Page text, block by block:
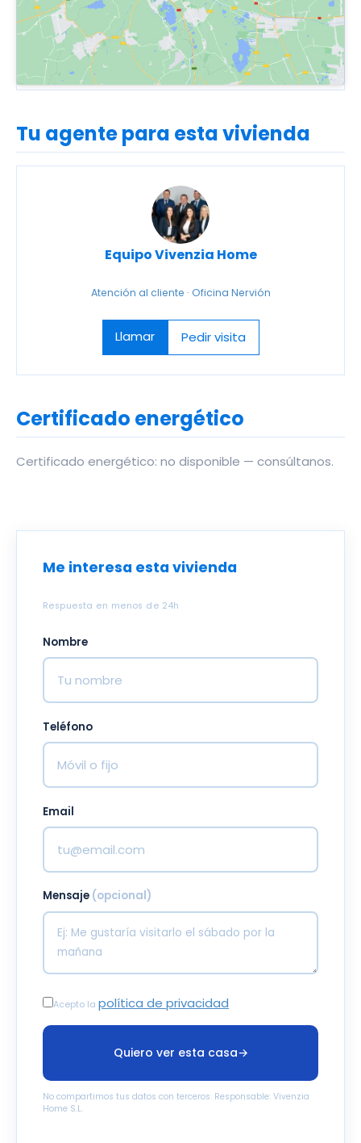
Tu agente para esta vivienda
Equipo Vivenzia Home
Atención al cliente · Oficina Nervión
Llamar Pedir visita
Certificado energético
Certificado energético: no disponible — consúltanos.
Me interesa esta vivienda
Respuesta en menos de 24h
Nombre
Teléfono
Email
Mensaje (opcional)
Acepto la política de privacidad
Quiero ver esta casa→
No compartimos tus datos con terceros. Responsable: Vivenzia
Home S.L.